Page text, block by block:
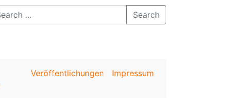
Search
Veröffentlichungen Impressum